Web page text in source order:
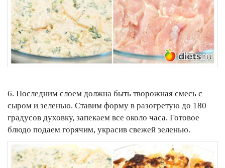
6. Последним слоем должна быть творожная смесь с
сыром и зеленью. Ставим форму в разогретую до 180
градусов духовку, запекаем все около часа. Готовое
блюдо подаем горячим, украсив свежей зеленью.